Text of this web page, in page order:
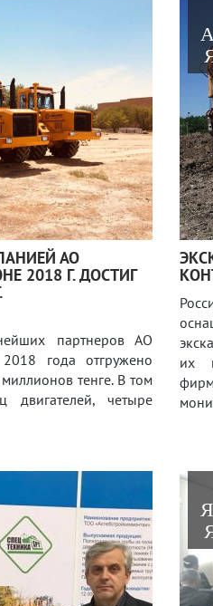
АО
2018 Г. ДОСТИГ
партнеров АО
года отгружено
тенге. В том
двигателей, четыре
их